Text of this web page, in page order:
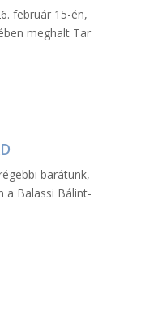
február 15-én,
meghalt Tar
barátunk,
a Balassi Bálint-